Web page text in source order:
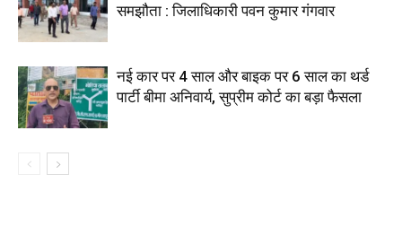
समझौता : जिलाधिकारी पवन कुमार गंगवार
नई कार पर 4 साल और बाइक पर 6 साल का थर्ड
पार्टी बीमा अनिवार्य, सुप्रीम कोर्ट का बड़ा फैसला